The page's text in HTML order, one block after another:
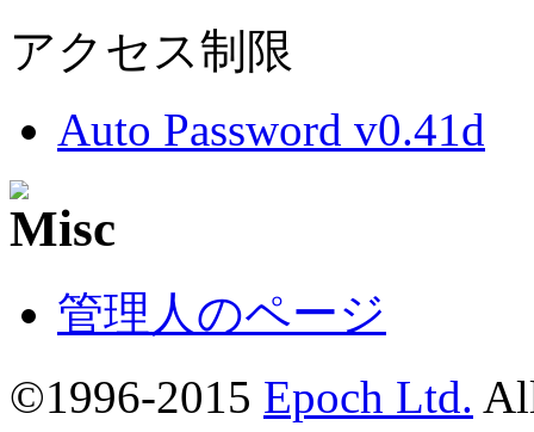
アクセス制限
Auto Password v0.41d
管理人のページ
©1996-2015 Epoch Ltd.